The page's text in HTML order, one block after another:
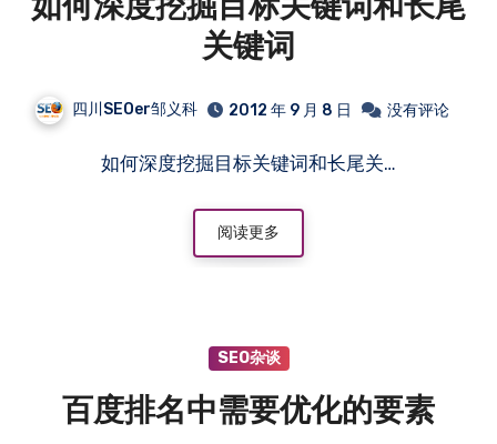
如何深度挖掘目标关键词和长尾
关键词
四川SEOer邹义科 2012 年 9 月 8 日 没有评论
如何深度挖掘目标关键词和长尾关…
阅读更多
SEO杂谈
百度排名中需要优化的要素